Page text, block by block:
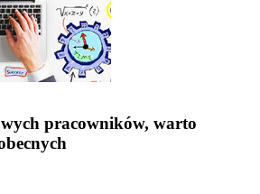
pracowników, warto